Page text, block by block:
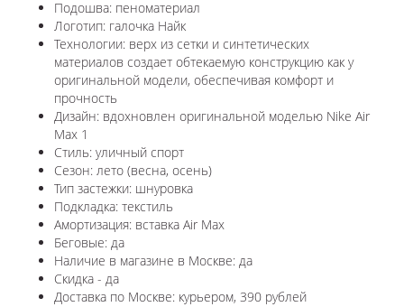
Подошва: пеноматериал
Логотип: галочка Найк
Технологии: верх из сетки и синтетических
материалов создает обтекаемую конструкцию как у
оригинальной модели, обеспечивая комфорт и
прочность
Дизайн: вдохновлен оригинальной моделью Nike Air
Max 1
Стиль: уличный спорт
Сезон: лето (весна, осень)
Тип застежки: шнуровка
Подкладка: текстиль
Амортизация: вставка Air Max
Беговые: да
Наличие в магазине в Москве: да
Скидка - да
Доставка по Москве: курьером, 390 рублей